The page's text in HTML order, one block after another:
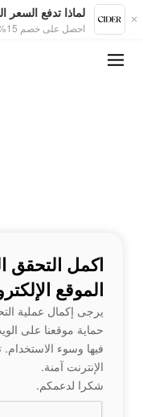
لماذا تدفع السعر
احصل على خصم 15% في التطبيق
اكمل التحقق
الموقع
يرجى إكمال عملية
حماية موقعنا على
فيها وسوء
الإنترنت آمنة.
شكرا لدعمكم.